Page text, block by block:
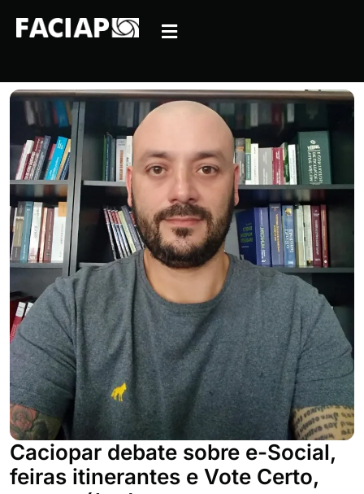
Caciopar debate sobre e-Social,
feiras itinerantes e Vote Certo,